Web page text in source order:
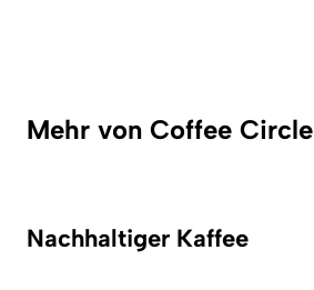
Mehr von Coffee Circle
Nachhaltiger Kaffee